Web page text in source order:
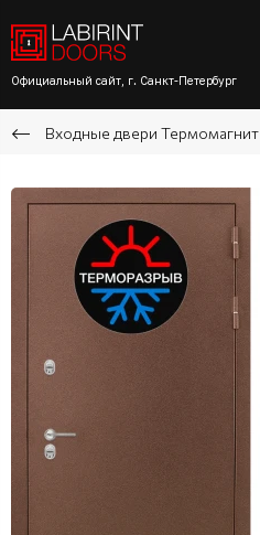
Официальный сайт, г. Санкт-Петербург
Входные двери Термомагнит